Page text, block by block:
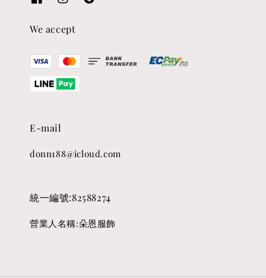
We accept
E-mail
donn188@icloud.com
統一編號:82588274
營業人名稱:朵恩服飾